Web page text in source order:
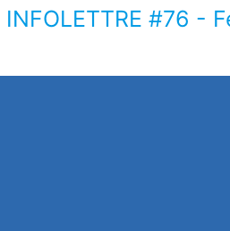
INFOLETTRE #76 -